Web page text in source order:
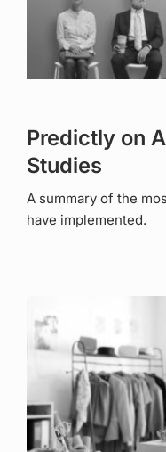
Predictly on
Studies
A summary of the
have implemented.